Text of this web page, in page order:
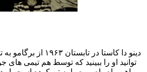
دینو دا کاستا در
توانید او را ببینید که توسط هم تیمی